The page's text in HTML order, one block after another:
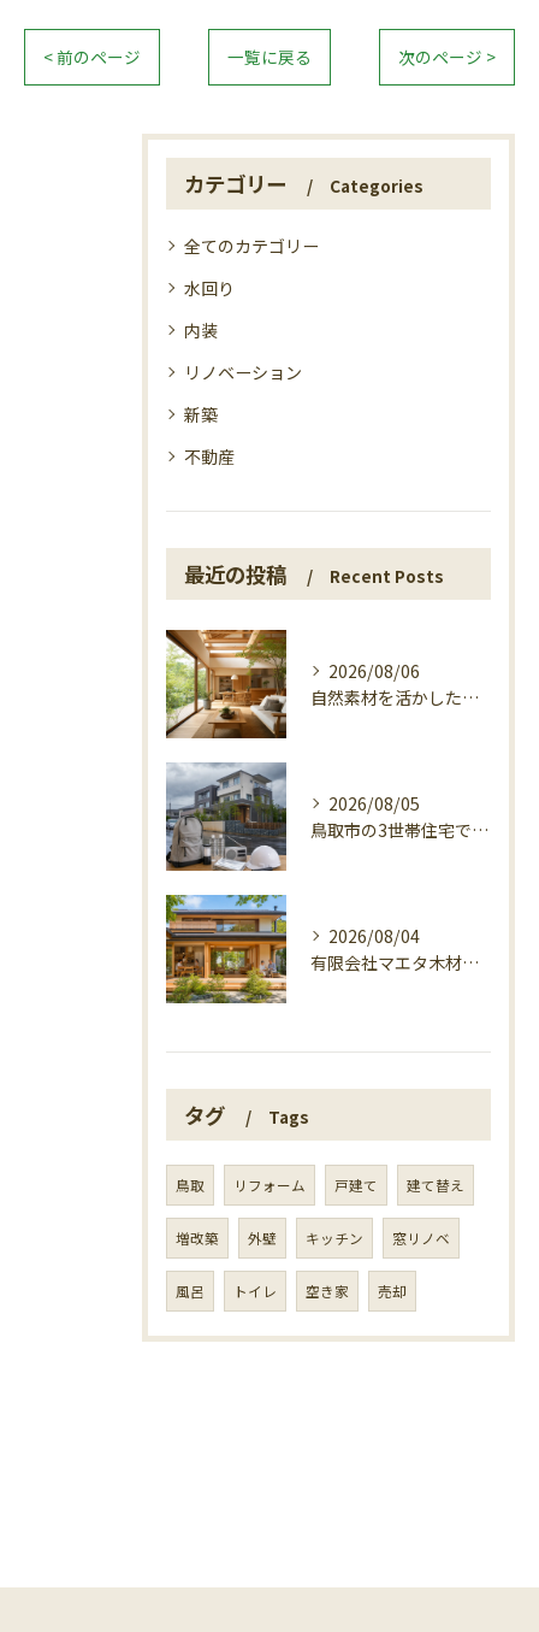
< 前のページ 一覧に戻る 次のページ >
カテゴリー Categories
全てのカテゴリー
水回り
内装
リノベーション
新築
不動産
最近の投稿 Recent Posts
2026/08/06
自然素材を活かした家づくり、マエタ木材の目線
2026/08/05
鳥取市の3世帯住宅で考える警戒レベル4避難指示
2026/08/04
有限会社マエタ木材の鳥取に根ざす家づくり
タグ Tags
鳥取 リフォーム 戸建て 建て替え
増改築 外壁 キッチン 窓リノベ
風呂 トイレ 空き家 売却